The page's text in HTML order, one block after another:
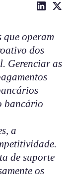
que operam
dos
Gerenciar as
bancário
a
de suporte
os